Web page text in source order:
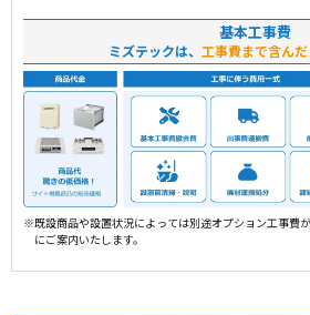
基本工事費
ミズテックは、 工事費まで含んだ
※既設商品や設置状況によっては別途オプション工事費
にご案内いたします。